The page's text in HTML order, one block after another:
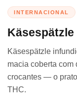
INTERNACIONAL
Käsespätzle
macia coberta com
crocantes — o
THC.